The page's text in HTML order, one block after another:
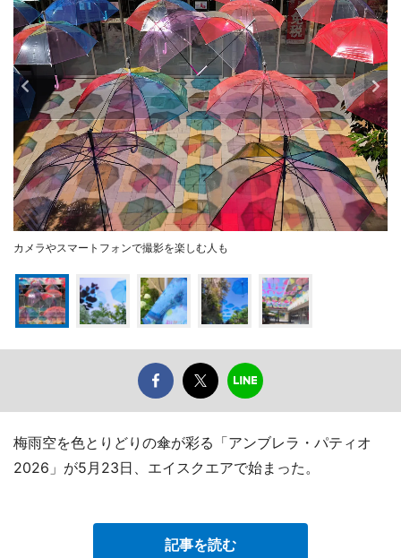
カメラやスマートフォンで撮影を楽しむ人も
梅雨空を色とりどりの傘が彩る「アンブレラ・パティオ
2026」が5月23日、エイスクエアで始まった。
記事を読む